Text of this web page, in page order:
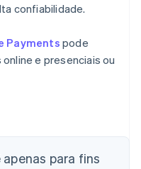
confiabilidade.
Payments pode
e presenciais ou
para fins